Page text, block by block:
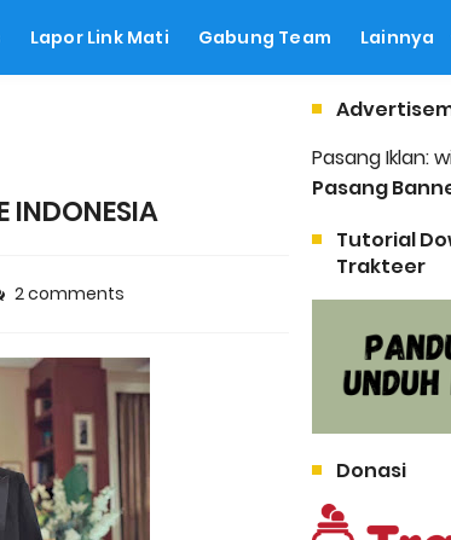
Lapor Link Mati Gabung Team Lainnya
2 comments
Pasang Iklan:
Pasang
Tutorial
Trakteer
Donasi